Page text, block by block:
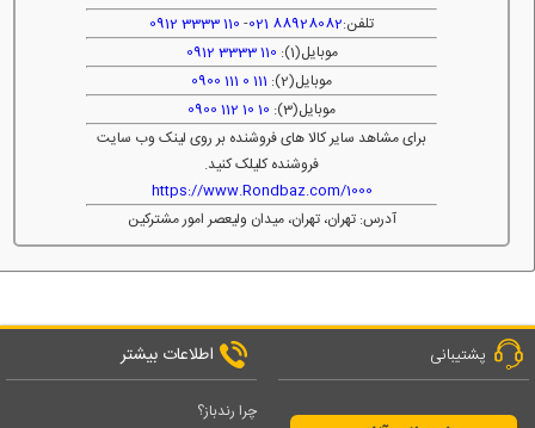
تلفن:88928082 021
-
110 3333 0912
موبایل(1):
110 3333 0912
موبایل(2):
111 0 111 0900
موبایل(3):
10 10 112 0900
برای مشاهد سایر کالا های فروشنده بر روی لینک وب سایت
فروشنده کلیلک کنید.
https://www.Rondbaz.com/1000
آدرس: تهران، تهران، میدان ولیعصر امور مشترکین
پشتیبانی اطلاعات بیشتر
چرا رندباز؟